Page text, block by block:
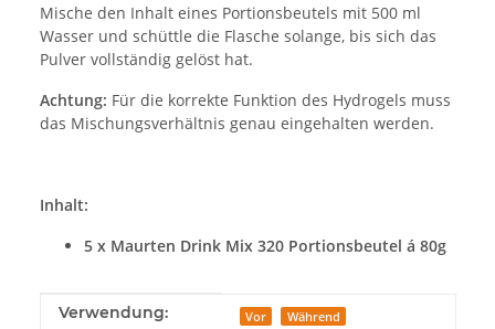
Mische den Inhalt eines Portionsbeutels mit 500 ml
Wasser und schüttle die Flasche solange, bis sich das
Pulver vollständig gelöst hat.
Achtung: Für die korrekte Funktion des Hydrogels muss
das Mischungsverhältnis genau eingehalten werden.
Inhalt:
5 x Maurten Drink Mix 320 Portionsbeutel á 80g
Produkteigenschaft
Wert
Verwendung: Vor Während